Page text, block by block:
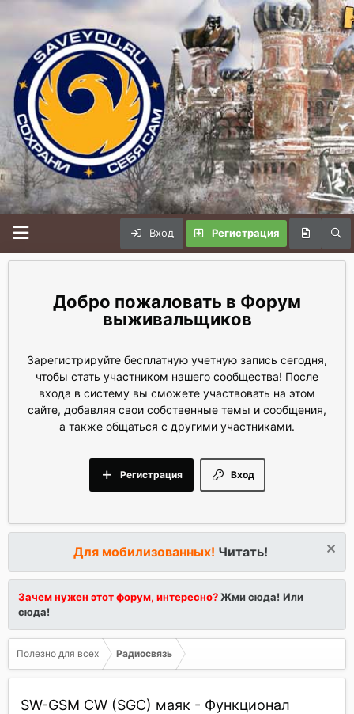
Вход Регистрация
Форум
выживальщиков
Зарегистрируйте бесплатную учетную запись сегодня,
чтобы стать участником нашего сообщества! После
входа в систему вы сможете участвовать на этом
сайте, добавляя свои собственные темы и сообщения,
а также общаться с другими участниками.
Вход
Регистрация
Для мобилизованных! Читать!
Зачем нужен этот форум, интересно?Жми сюда! Или
сюда!
Полезно для всех Радиосвязь
SW-GSM CW (SGC) маяк - Функционал